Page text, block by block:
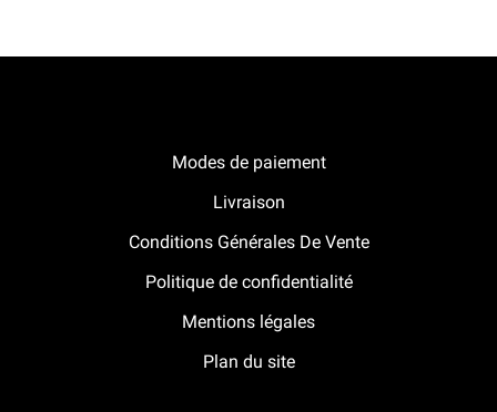
Modes de paiement
Livraison
Conditions Générales De Vente
Politique de confidentialité
Mentions légales
Plan du site